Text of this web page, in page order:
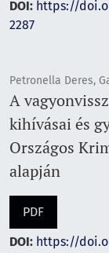
DOI: https://
2287
Petronella Deres,
A
kihívásai és
Országos
alapján
PDF
DOI: https://